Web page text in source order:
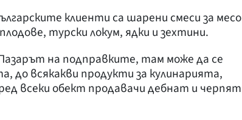
клиенти са шарени смеси за месо
турски локум, ядки и зехтини.
на подправките, там може да се
до всякакви продукти за кулинарията,
всеки обект продавачи дебнат и черпят